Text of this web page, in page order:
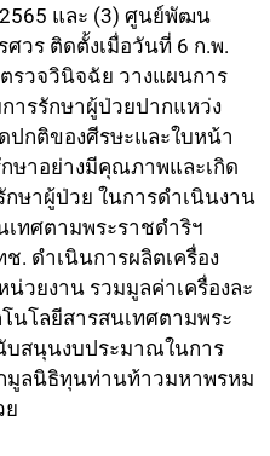
และ (3) ศูนย์พัฒน
วร ติดตั้งเมื่อวันที่ 6 ก.พ.
รวจวินิจฉัย วางแผนการ
ารรักษาผู้ป่วยปากแหว่ง
ปกติของศีรษะและใบหน้า
ษาอย่างมีคุณภาพและเกิด
ษาผู้ป่วย ในการดำเนินงาน
เทศตามพระราชดำริฯ
. ดำเนินการผลิตเครื่อง
น่วยงาน รวมมูลค่าเครื่องละ
นโลยีสารสนเทศตามพระ
บสนุนงบประมาณในการ
มูลนิธิทุนท่านท้าวมหาพรหม
ย